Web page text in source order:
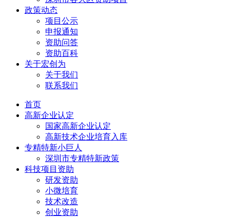
政策动态
项目公示
申报通知
资助问答
资助百科
关于宏创为
关于我们
联系我们
首页
高新企业认定
国家高新企业认定
高新技术企业培育入库
专精特新小巨人
深圳市专精特新政策
科技项目资助
研发资助
小微培育
技术改造
创业资助